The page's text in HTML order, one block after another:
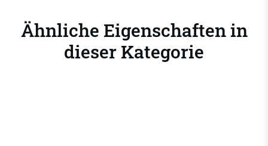
Ähnliche Eigenschaften in
dieser Kategorie